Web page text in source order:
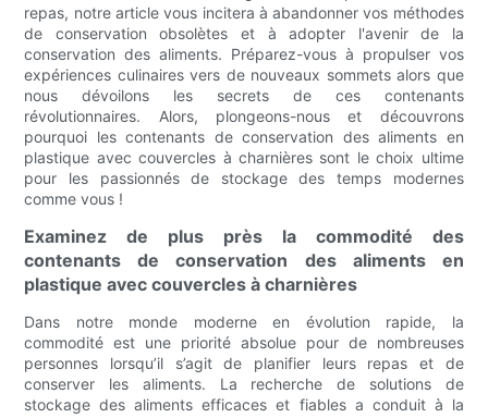
repas, notre article vous incitera à abandonner vos méthodes
de conservation obsolètes et à adopter l'avenir de la
conservation des aliments. Préparez-vous à propulser vos
expériences culinaires vers de nouveaux sommets alors que
nous dévoilons les secrets de ces contenants
révolutionnaires. Alors, plongeons-nous et découvrons
pourquoi les contenants de conservation des aliments en
plastique avec couvercles à charnières sont le choix ultime
pour les passionnés de stockage des temps modernes
comme vous !
Examinez de plus près la commodité des
contenants de conservation des aliments en
plastique avec couvercles à charnières
Dans notre monde moderne en évolution rapide, la
commodité est une priorité absolue pour de nombreuses
personnes lorsqu’il s’agit de planifier leurs repas et de
conserver les aliments. La recherche de solutions de
stockage des aliments efficaces et fiables a conduit à la